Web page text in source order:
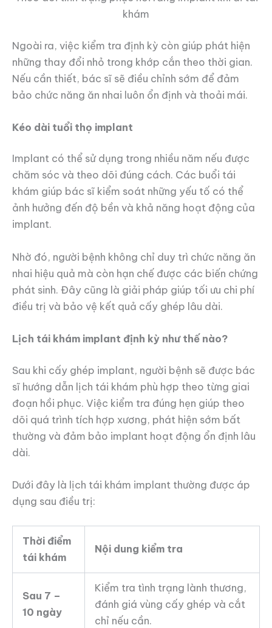
khám
Ngoài ra, việc kiểm tra định kỳ còn giúp phát hiện
những thay đổi nhỏ trong khớp cắn theo thời gian.
Nếu cần thiết, bác sĩ sẽ điều chỉnh sớm để đảm
bảo chức năng ăn nhai luôn ổn định và thoải mái.
Kéo dài tuổi thọ implant
Implant có thể sử dụng trong nhiều năm nếu được
chăm sóc và theo dõi đúng cách. Các buổi tái
khám giúp bác sĩ kiểm soát những yếu tố có thể
ảnh hưởng đến độ bền và khả năng hoạt động của
implant.
Nhờ đó, người bệnh không chỉ duy trì chức năng ăn
nhai hiệu quả mà còn hạn chế được các biến chứng
phát sinh. Đây cũng là giải pháp giúp tối ưu chi phí
điều trị và bảo vệ kết quả cấy ghép lâu dài.
Lịch tái khám implant định kỳ như thế nào?
Sau khi cấy ghép implant, người bệnh sẽ được bác
sĩ hướng dẫn lịch tái khám phù hợp theo từng giai
đoạn hồi phục. Việc kiểm tra đúng hẹn giúp theo
dõi quá trình tích hợp xương, phát hiện sớm bất
thường và đảm bảo implant hoạt động ổn định lâu
dài.
Dưới đây là lịch tái khám implant thường được áp
dụng sau điều trị:
Thời điểm
tái khám
Nội dung kiểm tra
Sau 7 –
10 ngày
Kiểm tra tình trạng lành thương,
đánh giá vùng cấy ghép và cắt
chỉ nếu cần.